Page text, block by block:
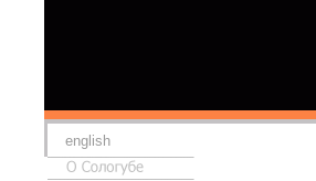
english